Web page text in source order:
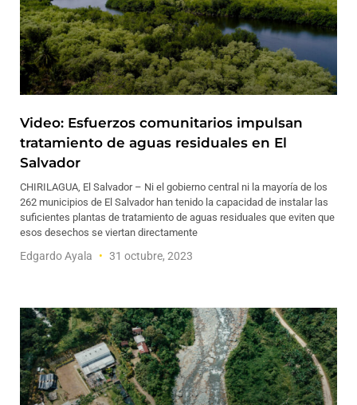
Video: Esfuerzos comunitarios impulsan
tratamiento de aguas residuales en El
Salvador
CHIRILAGUA, El Salvador – Ni el gobierno central ni la mayoría de los
262 municipios de El Salvador han tenido la capacidad de instalar las
suficientes plantas de tratamiento de aguas residuales que eviten que
esos desechos se viertan directamente
Edgardo Ayala 31 octubre, 2023